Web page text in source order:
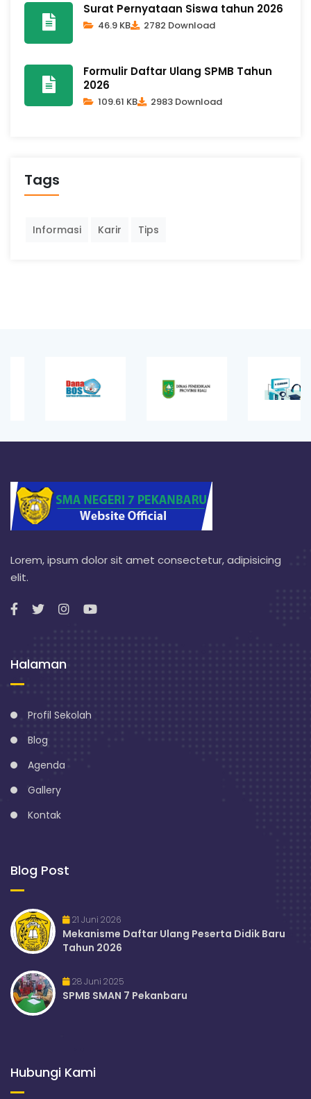
Surat Pernyataan Siswa tahun 2026
46.9 KB 2782 Download
Formulir Daftar Ulang SPMB Tahun
2026
109.61 KB 2983 Download
Tags
Informasi Karir Tips
Lorem, ipsum dolor sit amet consectetur, adipisicing
elit.
Halaman
Profil Sekolah
Blog
Agenda
Gallery
Kontak
Blog Post
21 Juni 2026
Mekanisme Daftar Ulang Peserta Didik Baru
Tahun 2026
28 Juni 2025
SPMB SMAN 7 Pekanbaru
Hubungi Kami